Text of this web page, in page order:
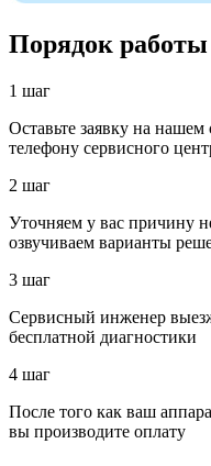
Порядок работы
1 шаг
Оставьте заявку на
телефону сервисного
2 шаг
Уточняем у вас причину
озвучиваем варианты
3 шаг
Сервисный инженер
бесплатной диагностики
4 шаг
После того как ваш
вы производите оплату